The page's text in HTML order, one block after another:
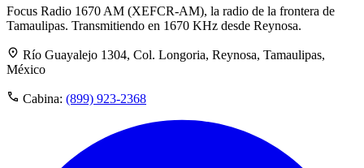
Focus Radio 1670 AM (XEFCR-AM), la radio de la frontera de
Tamaulipas. Transmitiendo en 1670 KHz desde Reynosa.
Río Guayalejo 1304, Col. Longoria, Reynosa, Tamaulipas,
México
Cabina: (899) 923-2368